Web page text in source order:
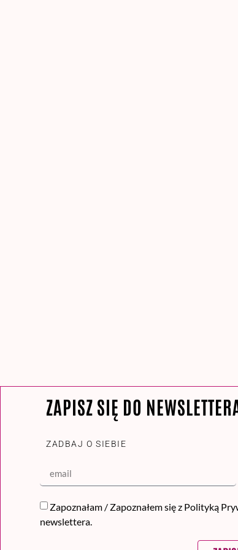
ZAPISZ SIĘ DO
ZADBAJ O SIEBIE
Zapoznałam / Zapoznałem się z Polityką
newslettera.